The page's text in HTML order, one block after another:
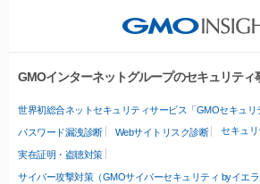
GMOインターネットグループのセキュリティ
世界初総合ネットセキュリティサービス「GMOセキュリ
パスワード漏洩診断 Webサイトリスク診断 セキュリ
実在証明・盗聴対策
サイバー攻撃対策（GMOサイバーセキュリティ byイエラ